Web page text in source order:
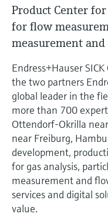
压力测量
系统产品
光学分析
Netilion IIoT
软件
产品工具
通过产品筛选，选择
热式质量流量计
Differential pressure
选购全部
电容物位测量
静压液位测量
Conductive level
Float switch level
放射线物位测量
阻旋料位开关
伺服液位测量
溶解氧传感器和变送
实验室检测仪表和
全自动水质采样仪
TOC、COD和SAC分析
ORP电极和变送器
污泥界面传感器和变
营养盐分析仪和传感
卫生型温度计
紧凑型温度计
温度开关
表面温度计
线缆式温度计
多点温度计
选购全部
网关和调制解调器
设备配置用平板电脑
能量管理仪和应用管
浪涌保护器
选购全部
数字分析仪解决方案
过程气体分析仪
空气质量测量装置
烟雾探测器
视距测量仪
超高探测器
选购全部
Netilion Inventory
Netilion Connect
Netilion Device
Netilion Water
View all
化工：深化合作，
采矿、矿物加工及冶
续的未来
公用工程：可靠使用
所有行业的关注
学习中心
学习中心 - 探索
活动和培训
根据需要，从培训、研讨
在线研讨会等各种活动中
新闻与案例
活动和培训
您的
集团管理层
发展历程
文化与价值观
可持续发展
关联公司
Endress+Hauser 数
Endress+Hauser 光
Endress+Hauser SICK
Endress+Hauser
建立电子采购流程
需求
媒体活动
峰会
线下活动
查找市场活动及培训
德国耶拿分析仪器
IST创新传感器技术
Job opportunities at
Endress+Hauser SICK
Product Center
for flow
measurement
Endress+Hauser
the two partners
global leader in the
more than 700
Ottendorf-Okrilla
near Freiburg,
development,
for gas analysis,
measurement and
services and digital
value.